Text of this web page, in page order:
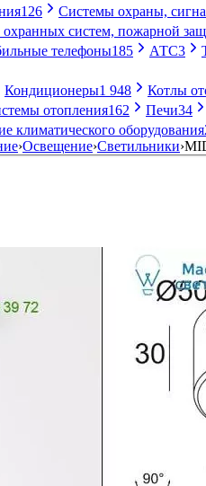
126 Системы охраны,
систем, пожарной
телефоны185 АТС3
Кондиционеры1 948 Котлы
отопления162 Печи34
климатического оборудования
›Освещение›Светильники›